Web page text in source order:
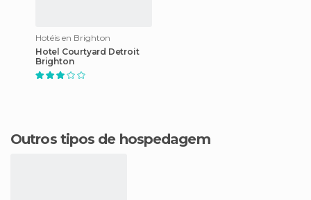
Hotéis en Brighton
Hotel Courtyard Detroit
Brighton
Outros tipos de hospedagem